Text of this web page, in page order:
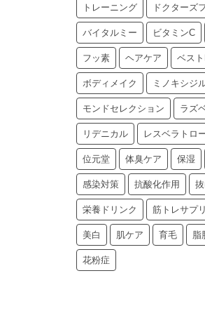
トレーニング ドクターズ
バイタルミー ビタミンC
フッ素 ヘアケア ベス
ボディメイク ミノキシジ
モンドセレクション ラズ
リデニカル レスベラトロ
位元堂 体臭ケア 保湿
感染対策 抗酸化作用
栄養ドリンク 筋トレサプリ
美白 肌ケア 育毛 脂
花粉症